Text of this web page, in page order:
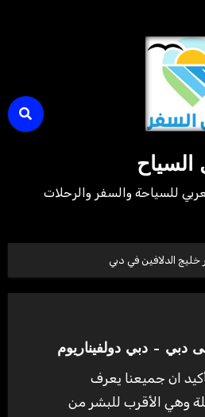
السياح
للسياحة والسفر والرحلات
خليج الدلافين في دبي
دبي – دبي دولفيناريوم
وهي الأقرب للبشر من